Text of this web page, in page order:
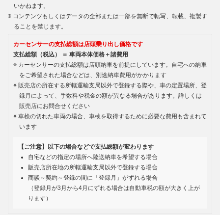
いかねます。
コンテンツもしくはデータの全部または一部を無断で転写、転載、複製す
ることを禁じます。
カーセンサーの支払総額は店頭乗り出し価格です
支払総額（税込） ＝ 車両本体価格＋諸費用
カーセンサーの支払総額は店頭納車を前提にしています。自宅への納車
をご希望された場合などは、別途納車費用がかかります
販売店の所在する所轄運輸支局以外で登録する際や、車の定置場所、登
録月によって、手数料や税金の額が異なる場合があります。詳しくは
販売店にお問合せください
車検の切れた車両の場合、車検を取得するために必要な費用も含まれて
います
【ご注意】以下の場合などで支払総額が変わります
自宅などの指定の場所へ陸送納車を希望する場合
販売店所在地の所轄運輸支局以外で登録する場合
商談～契約～登録の間に「登録月」がずれる場合
（登録月が3月から4月にずれる場合は自動車税の額が大きく上が
ります）